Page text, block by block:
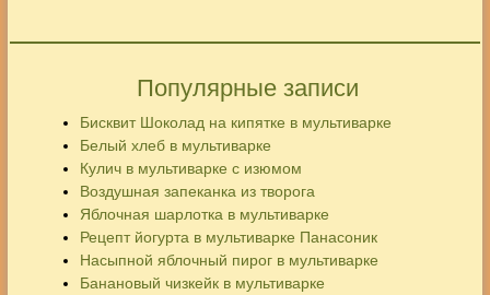
Популярные записи
Бисквит Шоколад на кипятке в мультиварке
Белый хлеб в мультиварке
Кулич в мультиварке с изюмом
Воздушная запеканка из творога
Яблочная шарлотка в мультиварке
Рецепт йогурта в мультиварке Панасоник
Насыпной яблочный пирог в мультиварке
Банановый чизкейк в мультиварке